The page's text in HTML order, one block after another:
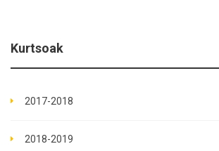
Kurtsoak
2017-2018
2018-2019